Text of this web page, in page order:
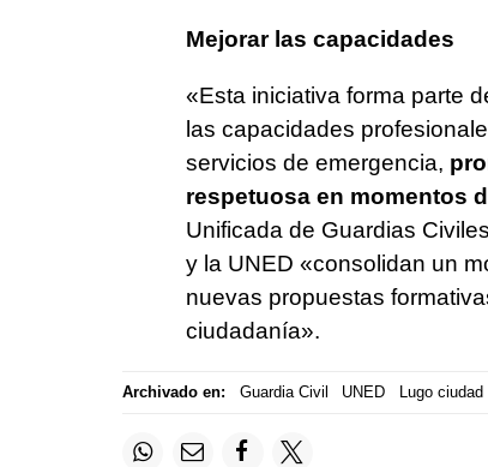
Mejorar las capacidades
«Esta iniciativa forma parte
las capacidades
servicios de emergencia,
respetuosa en momentos
Unificada de Guardias
y la UNED «consolidan un
nuevas propuestas
ciudadanía».
Archivado en: Guardia Civil UNED Lugo ciudad